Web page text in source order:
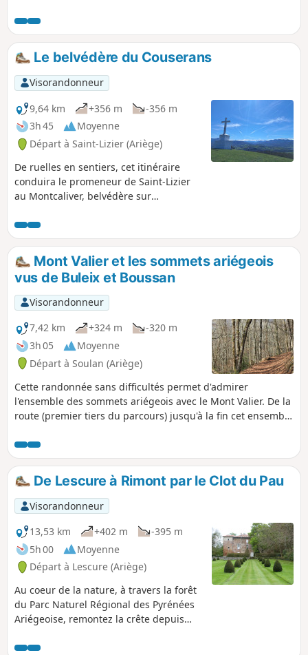
Le belvédère du Couserans
Visorandonneur
9,64 km
+356 m
-356 m
3h 45
Moyenne
Départ à Saint-Lizier (Ariège)
De ruelles en sentiers, cet itinéraire
conduira le promeneur de Saint-Lizier
au Montcaliver, belvédère sur
et les splendides sommets dominés par
le seigneur du Couseran: le mont
Vallier.⚠️ Le 18 mai 2026, n utilisateur
signale :>Entre les points (5) et (6) il
passe dans une propriété privée. Après
des abus de randonneurs et cavaliers
indélicats (destruction d'une >chicane et
autres) il a décidé, en accord avec la
mairie, de ne plus autoriser le
>passage. Merci de bien vouloir
prendre en compte cette >interdiction
dans l'itinéraire n°5230.
Mont Valier et les sommets ariégeois
vus de Buleix et Boussan
Visorandonneur
7,42 km
+324 m
-320 m
3h 05
Moyenne
Départ à Soulan (Ariège)
Cette randonnée sans difficultés permet d'admirer
l'ensemble des sommets ariégeois avec le Mont Valier. De la
route (premier tiers du parcours) jusqu'à la fin cet ensemble
peut aussi se faire en VTT.
De Lescure à Rimont par le Clot du Pau
Visorandonneur
13,53 km
+402 m
-395 m
5h 00
Moyenne
Départ à Lescure (Ariège)
Au coeur de la nature, à travers la forêt
du Parc Naturel Régional des Pyrénées
Ariégeoise, remontez la crête depuis
les petites Pyrénées avec une vue